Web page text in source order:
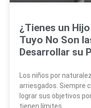
¿Tienes un
Tuyo No Son
Desarrollar su
Los niños por
arriesgados. Siempre
lograr sus objetivos
tienen límites